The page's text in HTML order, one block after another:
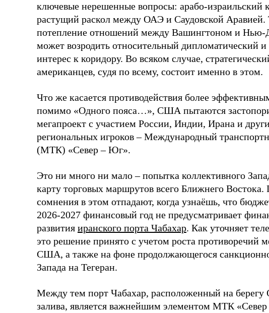
ключевые нерешенные вопросы: арабо-израильский
растущий раскол между ОАЭ и Саудовской Аравией.
потепление отношений между Вашингтоном и Нью-
может возродить относительный дипломатический
интерес к коридору. Во всяком случае,
американцев, судя по всему, состоит именно в этом.
Что же касается противодействия более
помимо «Одного пояса…», США пытаются
мегапроект с участием России, Индии, Ирана и
региональных игроков – Международный
(МТК) «Север – Юг».
Это ни много ни мало – попытка коллективного
карту торговых маршрутов всего Ближнего Востока.
сомнения в этом отпадают, когда узнаёшь, что
2026-2027 финансовый год не предусматривает
развития иранского порта Чабахар. Как уточняет
это решение принято с учетом роста противоречий
США, а также на фоне продолжающегося
Запада на Тегеран.
Между тем порт Чабахар, расположенный на берегу
залива, является важнейшим элементом МТК